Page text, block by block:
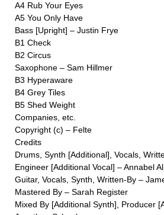
A4 Rub Your Eyes
A5 You Only Have
Bass [Upright] – Justin Frye
B1 Check
B2 Circus
Saxophone – Sam Hillmer
B3 Hyperaware
B4 Grey Tiles
B5 Shed Weight
Companies, etc.
Copyright (c) – Felte
Credits
Drums, Synth [Additional], Vocals,
Engineer [Additional Vocal] – Annabel
Guitar, Vocals, Synth, Written-By –
Mastered By – Sarah Register
Mixed By [Additional Synth], Producer